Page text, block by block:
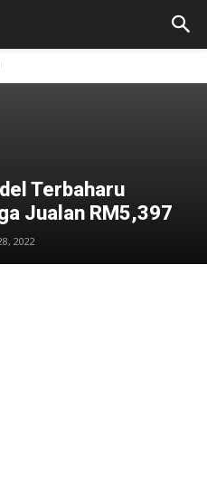
Terbaharu
Jualan RM5,397
2022